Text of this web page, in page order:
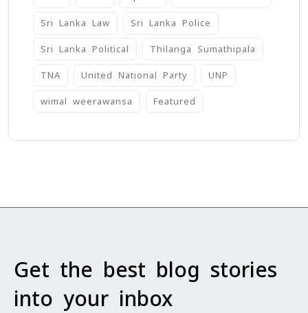
Sri Lanka Law Sri Lanka Police
Sri Lanka Political Thilanga Sumathipala
TNA United National Party UNP
wimal weerawansa ‍Featured
Get the best blog stories
into your inbox